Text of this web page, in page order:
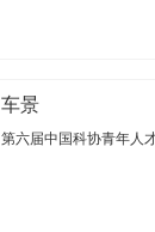
车景
第六届中国科协青年人